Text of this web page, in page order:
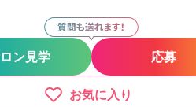
ン見学 応募
お気に入り